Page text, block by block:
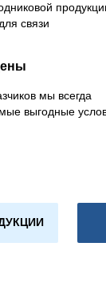
связи
мы всегда
выгодные